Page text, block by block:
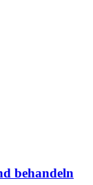
behandeln